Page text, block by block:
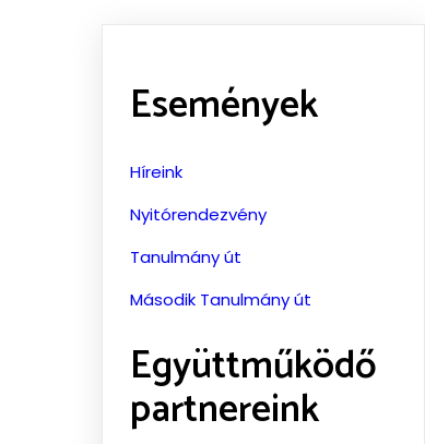
Események
Híreink
Nyitórendezvény
Tanulmány út
Második Tanulmány út
Együttműködő
partnereink